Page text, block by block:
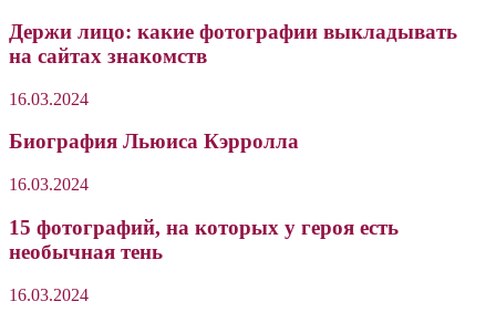
Держи лицо: какие фотографии выкладывать
на сайтах знакомств
16.03.2024
Биография Льюиса Кэрролла
16.03.2024
15 фотографий, на которых у героя есть
необычная тень
16.03.2024